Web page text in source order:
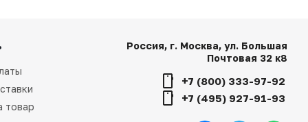
товар
Россия, г. Москва, ул. Большая
Почтовая 32 к8
+7 (800) 333-97-92
+7 (495) 927-91-93